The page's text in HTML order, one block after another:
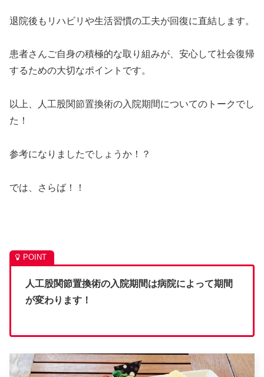
退院後もリハビリや生活習慣の工夫が回復に直結します。
患者さんご自身の積極的な取り組みが、安心して社会復帰
するための大切なポイントです。
以上、人工股関節置換術の入院期間についてのトークでし
た！
参考になりましたでしょうか！？
では、さらば！！
人工股関節置換術の入院期間は病院によって期間
が変わります！